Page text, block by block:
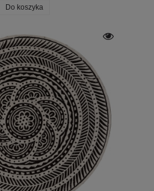
Do koszyka